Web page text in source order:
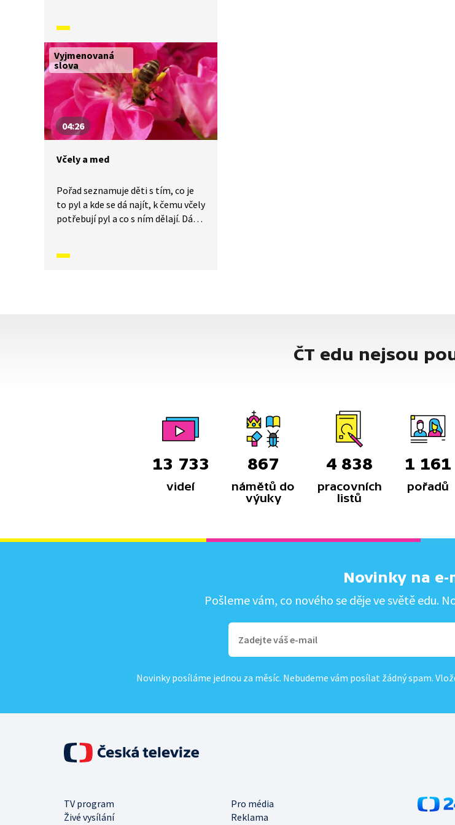
med?
Vyjmenovaná
slova
04:26
Včely a med
Pořad seznamuje děti s tím, co je
to pyl a kde se dá najít, k čemu včely
potřebují pyl a co s ním dělají. Dále
plástve ze včelího vosku
ČT edu nejsou
13 733
videí
867
námětů do
výuky
4 838
pracovních
listů
1 161
pořadů
Novinky na e-
Pošleme vám, co nového se děje ve světě edu.
Novinky posíláme jednou za měsíc. Nebudeme vám posílat žádný spam.